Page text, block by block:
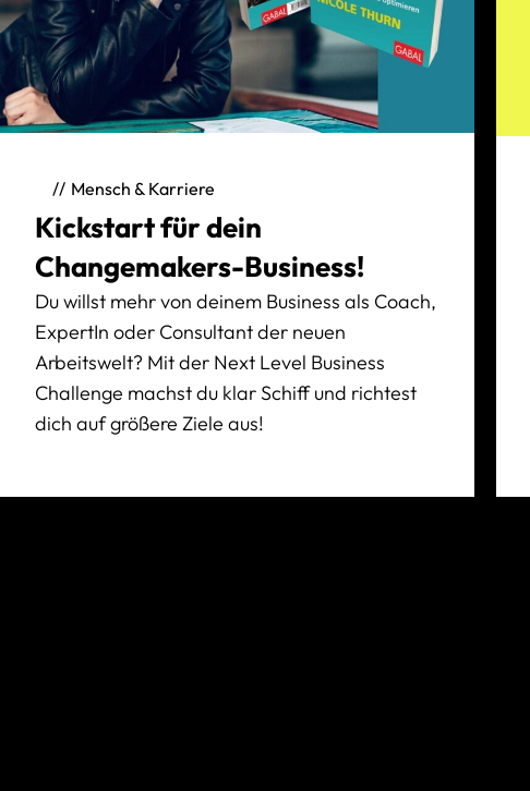
Mensch & Karriere
Kickstart für dein
Changemakers-Business!
Du willst mehr von deinem Business als Coach,
ExpertIn oder Consultant der neuen
Arbeitswelt? Mit der Next Level Business
Challenge machst du klar Schiff und richtest
dich auf größere Ziele aus!